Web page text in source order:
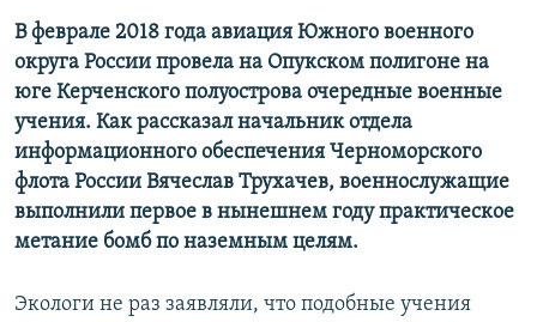
В феврале 2018 года авиация Южного военного
округа России провела на Опукском полигоне на
юге Керченского полуострова очередные военные
учения. Как рассказал начальник отдела
информационного обеспечения Черноморского
флота России Вячеслав Трухачев, военнослужащие
выполнили первое в нынешнем году практическое
метание бомб по наземным целям.
Экологи не раз заявляли, что подобные учения